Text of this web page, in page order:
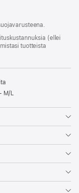
(ellei
tuotteista
M/L